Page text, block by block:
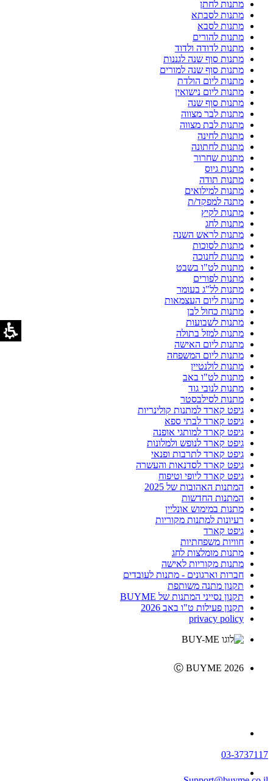
מתנות לחתן
מתנות לסבתא
מתנות לסבא
מתנות להורים
מתנות לדודה ולדוד
מתנות סוף שנה לגננות
מתנות סוף שנה למורים
מתנות ליום הולדת
מתנות ליום נישואין
מתנות סוף שנה
מתנות לבר מצווה
מתנות לבת מצווה
מתנות לחינה
מתנות לחתונה
מתנות שחרור
מתנות גיוס
מתנות תודה
מתנות למילואים
מתנה למפקד/ת
מתנות לקיץ
מתנות לחג
מתנות לראש השנה
מתנות לסוכות
מתנות לחנוכה
מתנות לט"ו בשבט
מתנות לפורים
מתנות לל"ג בעומר
מתנות ליום העצמאות
מתנות כחול לבן
מתנות לשבועות
מתנות למזל בתולה
מתנות ליום האישה
מתנות ליום המשפחה
מתנות לולנטיין
מתנות לט"ו באב
מתנות לנובי גוד
מתנות לסילבסטר
גיפט קארד למתנות קולינריות
גיפט קארד לבתי ספא
גיפט קארד למותגי אופנה
גיפט קארד לנופש ולמלונות
גיפט קארד לתרבות ופנאי
גיפט קארד לסדנאות והעשרה
גיפט קארד ליופי וטיפוח
המתנות האהובות של 2025
המתנות החדשות
מתנות במימוש אונליין
רעיונות למתנות מקוריות
גיפט קארד
חוויות משפחתיות
מתנות מומלצות לחג
מתנות מקוריות לאישה
חברות וארגונים - מתנות לעובדים
תקנון מתנה משותפת
תקנון נסייני המתנות של BUYME
תקנון פעילות ט"ו באב 2026
privacy policy
Ⓒ BUYME 2026
03-3737117